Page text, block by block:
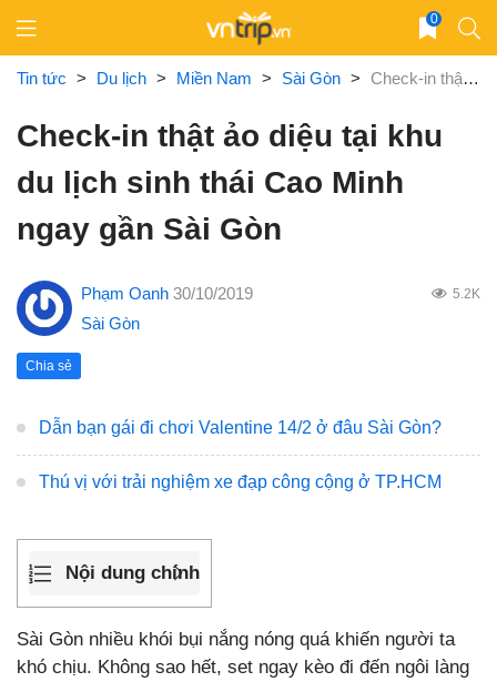
content
0
Tin tức > Du lịch > Miền Nam > Sài Gòn > Check-in thật ảo diệu tại khu du lịch sinh thái Cao Minh ngay gần Sài Gòn
Check-in thật ảo diệu tại khu
du lịch sinh thái Cao Minh
ngay gần Sài Gòn
Phạm Oanh 30/10/2019 5.2K
Sài Gòn
Chia sẻ
Dẫn bạn gái đi chơi Valentine 14/2 ở đâu Sài Gòn?
Thú vị với trải nghiệm xe đạp công cộng ở TP.HCM
Nội dung chính
Sài Gòn nhiều khói bụi nắng nóng quá khiến người ta
khó chịu. Không sao hết, set ngay kèo đi đến ngôi làng